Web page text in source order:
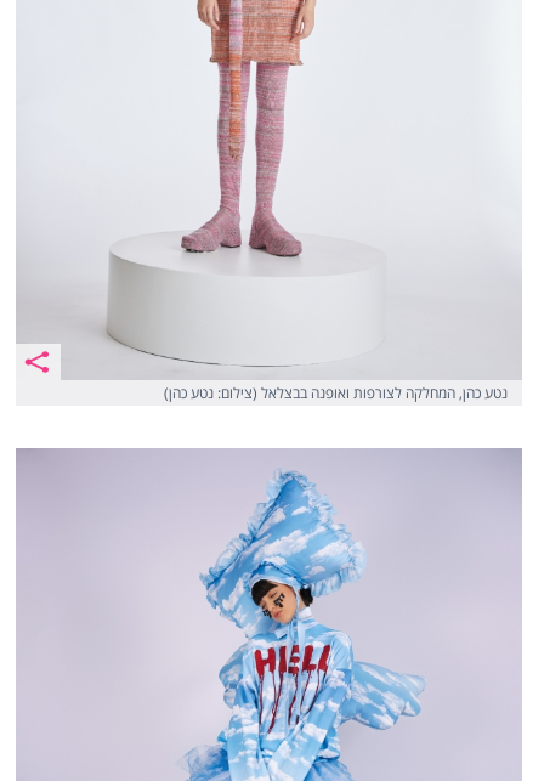
נטע כהן, המחלקה לצורפות ואופנה בבצלאל (צילום: נטע כהן)